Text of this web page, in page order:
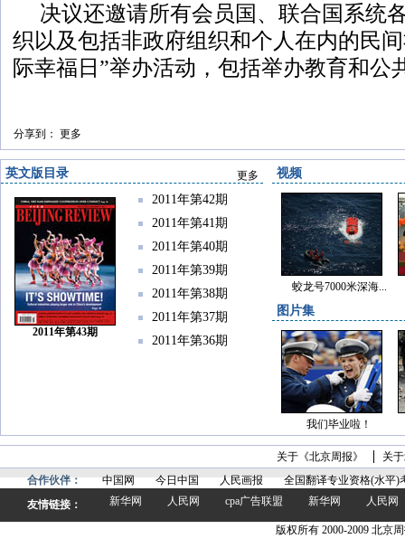
决议还邀请所有会员国、联合国系统
织以及包括非政府组织和个人在内的民
际幸福日”举办活动，包括举办教育和公
分享到： 更多
英文版目录 更多
2011年第43期
2011年第42期
2011年第41期
2011年第40期
2011年第39期
2011年第38期
2011年第37期
2011年第36期
视频
蛟龙号7000米深海...
图片集
我们毕业啦！
关于《北京周报》
关
合作伙伴：
中国网 今日中国 人民画报
全国翻译专业资格(水平)
友情链接：
新华网 人民网 cpa广告联盟 新华网 人民网
版权所有 2000-2009 北京